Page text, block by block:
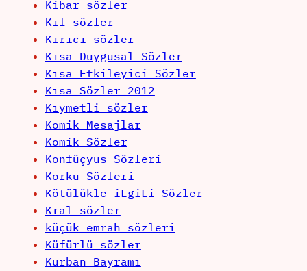
Kibar sözler
Kıl sözler
Kırıcı sözler
Kısa Duygusal Sözler
Kısa Etkileyici Sözler
Kısa Sözler 2012
Kıymetli sözler
Komik Mesajlar
Komik Sözler
Konfüçyus Sözleri
Korku Sözleri
Kötülükle iLgiLi Sözler
Kral sözler
küçük emrah sözleri
Küfürlü sözler
Kurban Bayramı